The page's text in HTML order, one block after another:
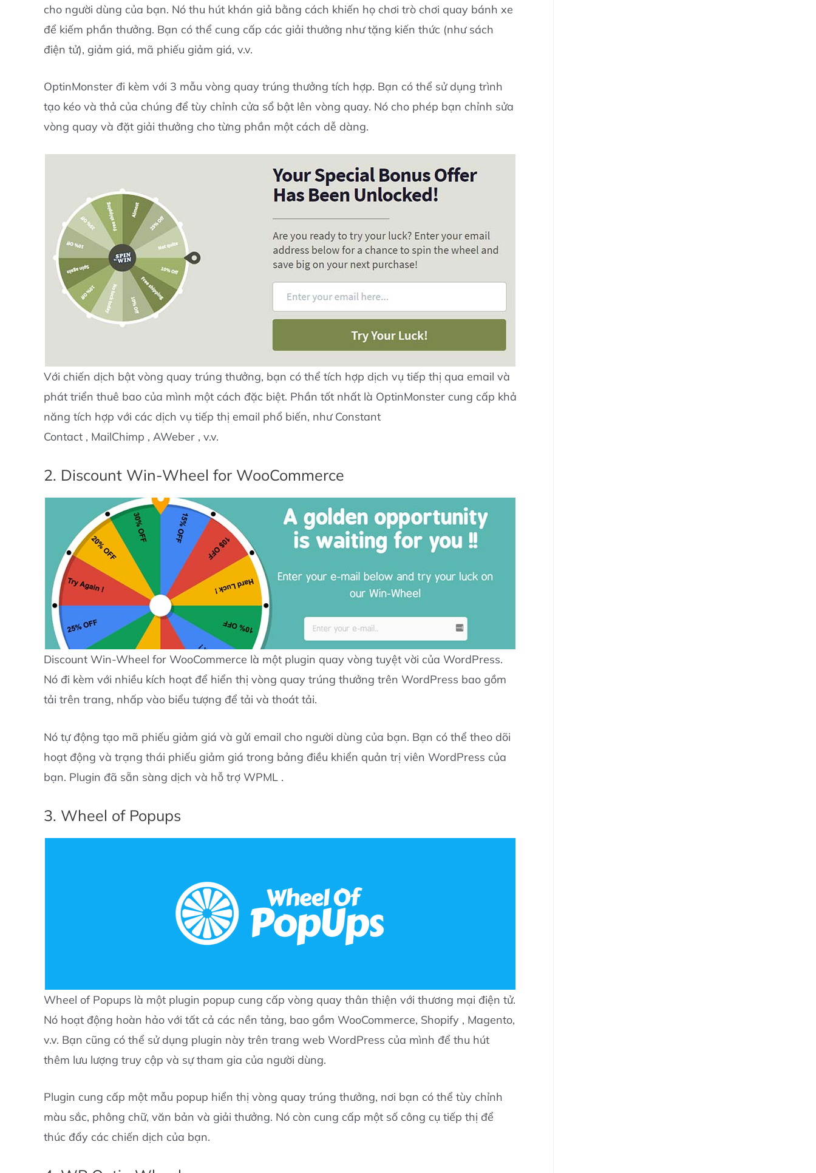
cho người dùng của bạn. Nó thu hút khán giả bằng cách khiến họ chơi trò chơi quay bánh xe
để kiếm phần thưởng. Bạn có thể cung cấp các giải thưởng như tặng kiến thức (như sách
điện tử), giảm giá, mã phiếu giảm giá, v.v.
OptinMonster đi kèm với 3 mẫu vòng quay trúng thưởng tích hợp. Bạn có thể sử dụng trình
tạo kéo và thả của chúng để tùy chỉnh cửa sổ bật lên vòng quay. Nó cho phép bạn chỉnh sửa
vòng quay và đặt giải thưởng cho từng phần một cách dễ dàng.
Với chiến dịch bật vòng quay trúng thưởng, bạn có thể tích hợp dịch vụ tiếp thị qua email và
phát triển thuê bao của mình một cách đặc biệt. Phần tốt nhất là OptinMonster cung cấp khả
năng tích hợp với các dịch vụ tiếp thị email phổ biến, như Constant
Contact , MailChimp , AWeber , v.v.
2. Discount Win-Wheel for WooCommerce
Discount Win-Wheel for WooCommerce là một plugin quay vòng tuyệt vời của WordPress.
Nó đi kèm với nhiều kích hoạt để hiển thị vòng quay trúng thưởng trên WordPress bao gồm
tải trên trang, nhấp vào biểu tượng để tải và thoát tải.
Nó tự động tạo mã phiếu giảm giá và gửi email cho người dùng của bạn. Bạn có thể theo dõi
hoạt động và trạng thái phiếu giảm giá trong bảng điều khiển quản trị viên WordPress của
bạn. Plugin đã sẵn sàng dịch và hỗ trợ WPML .
3. Wheel of Popups
Wheel of Popups là một plugin popup cung cấp vòng quay thân thiện với thương mại điện tử.
Nó hoạt động hoàn hảo với tất cả các nền tảng, bao gồm WooCommerce, Shopify , Magento,
v.v. Bạn cũng có thể sử dụng plugin này trên trang web WordPress của mình để thu hút
thêm lưu lượng truy cập và sự tham gia của người dùng.
Plugin cung cấp một mẫu popup hiển thị vòng quay trúng thưởng, nơi bạn có thể tùy chỉnh
màu sắc, phông chữ, văn bản và giải thưởng. Nó còn cung cấp một số công cụ tiếp thị để
thúc đẩy các chiến dịch của bạn.